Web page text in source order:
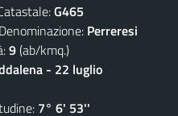
G465
Perreresi
9(ab/kmq.)
- 22 luglio
7° 6' 53''